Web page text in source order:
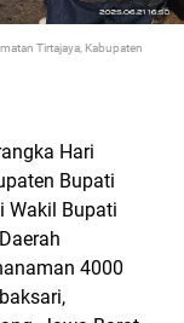
Tirtajaya, Kabupaten
Hari
Bupati
Wakil Bupati
4000